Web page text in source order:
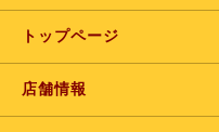
トップページ
店舗情報